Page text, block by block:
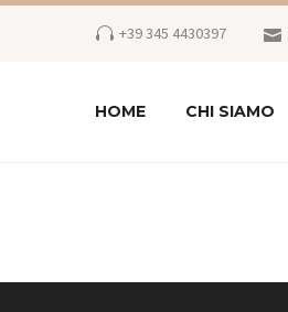
+39 345 4430397
HOME CHI SIAMO